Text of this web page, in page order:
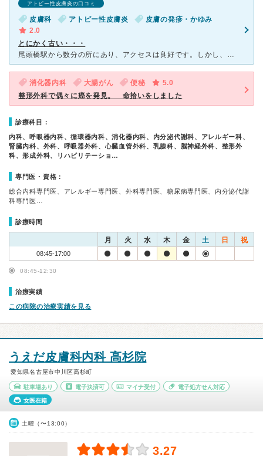
アトピー性皮膚炎の口コミ
皮膚科 アトピー性皮膚炎
皮膚の発疹・かゆみ
2.0
とにかく古い・・・
尾頭橋駅から数分の所にあり、アクセスは良好です。しかし、車で行く場合、駐車場の数があきらかに少なく、駐車場待ちが必要です。第一印象は、古い・・・汚い・・・暗い・・・といった感じでした。しかし、患者さん
消化器内科 大腸がん 便秘
5.0
整形外科で偶々に癌を発見。 命拾いをしました
診療科目：
内科、呼吸器内科、循環器内科、消化器内科、内分泌代謝科、アレルギー科、
腎臓内科、外科、呼吸器外科、心臓血管外科、乳腺科、脳神経外科、整形外
科、形成外科、リハビリテーショ…
専門医・資格：
総合内科専門医、アレルギー専門医、外科専門医、糖尿病専門医、内分泌代謝
科専門医…
診療時間
月 火 水 木 金 土 日 祝
08:45-17:00
08:45-12:30
治療実績
この病院の治療実績を見る
うえだ皮膚科内科 高杉院
愛知県名古屋市中川区高杉町
駐車場あり 電子決済可 マイナ受付 電子処方せん対応
女医在籍
土曜（〜13:00）
3.27